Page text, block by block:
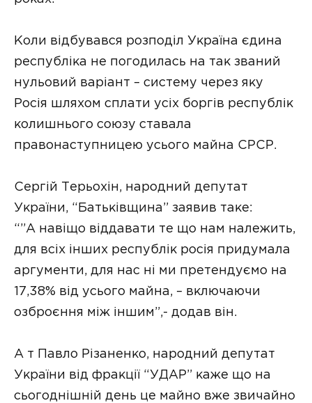
Коли відбувався розподіл Україна єдина
республіка не погодилась на так званий
нульовий варіант – систему через яку
Росія шляхом сплати усіх боргів республік
колишнього союзу ставала
правонаступницею усього майна СРСР.
Сергій Терьохін, народний депутат
України, “Батьківщина” заявив таке:
“”А навіщо віддавати те що нам належить,
для всіх інших республік росія придумала
аргументи, для нас ні ми претендуємо на
17,38% від усього майна, – включаючи
озброєння між іншим”,- додав він.
А т Павло Різаненко, народний депутат
України від фракції “УДАР” каже що на
сьогоднішній день це майно вже звичайно